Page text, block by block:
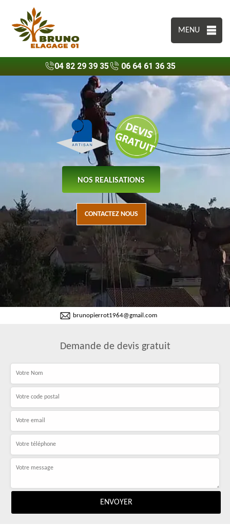
MENU
04 82 29 39 35 06 64 61 36 35
NOS REALISATIONS
CONTACTEZ NOUS
brunopierrot1964@gmail.com
Demande de devis gratuit